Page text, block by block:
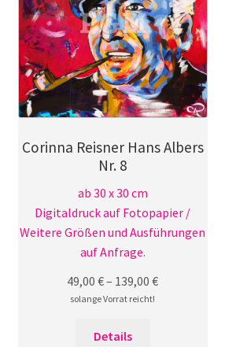
auf
der
Produktseite
gewählt
werden
Corinna Reisner Hans Albers
Nr. 8
ab 30 x 30 cm
Digitaldruck auf Fotopapier /
Weitere Größen und Ausführungen
auf Anfrage.
49,00€– 139,00€
solange Vorrat reicht!
Details